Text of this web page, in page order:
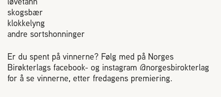
skogsbær
klokkelyng
andre sortshonninger
Er du spent på vinnerne? Følg med på Norges
Birøkterlags facebook- og instagram @norgesbirokterlag
for å se vinnerne, etter fredagens premiering.